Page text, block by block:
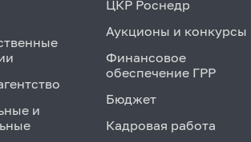
и
ЦКР Роснедр
Аукционы и конкурсы
Финансовое
обеспечение ГРР
Бюджет
Кадровая работа